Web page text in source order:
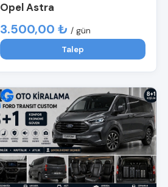
Opel Astra
3.500,00 ₺ / gün
Talep